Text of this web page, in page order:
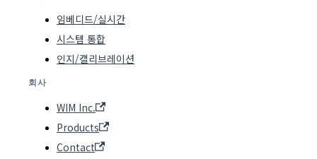
임베디드/실시간
시스템 통합
인지/캘리브레이션
회사
WIM Inc.
Products
Contact